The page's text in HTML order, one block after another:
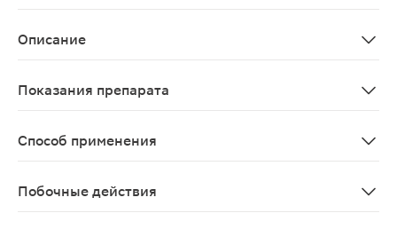
Описание
Показания препарата
Способ применения
Побочные действия